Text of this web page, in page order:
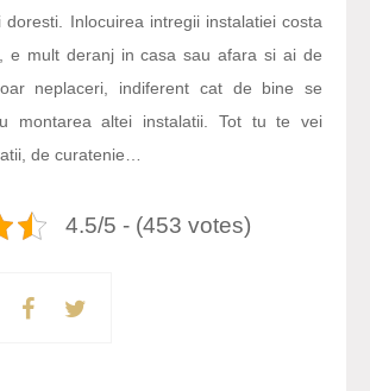
doresti. Inlocuirea intregii instalatiei costa
e mult deranj in casa sau afara si ai de
neplaceri, indiferent cat de bine se
montarea altei instalatii. Tot tu te vei
de curatenie…
4.5/5 - (453 votes)